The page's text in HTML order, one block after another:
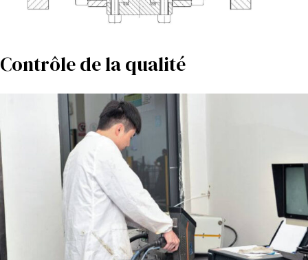
Contrôle de la qualité